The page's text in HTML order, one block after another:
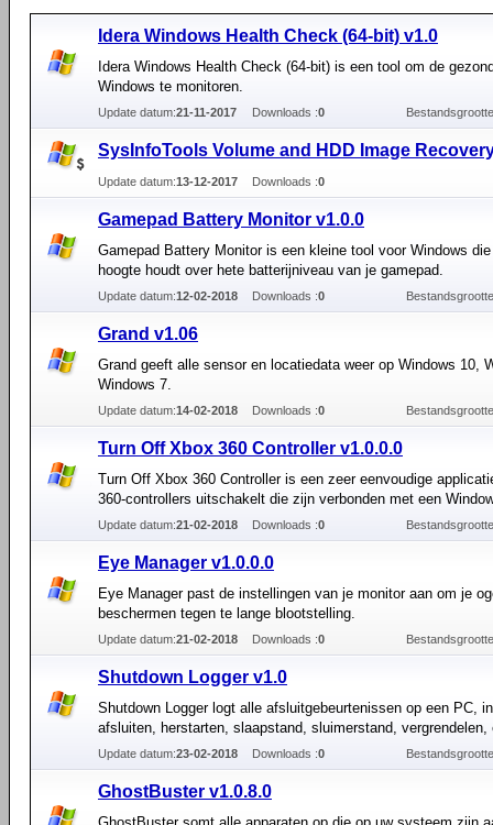
Idera Windows Health Check (64-bit) v1.0
Idera Windows Health Check (64-bit) is een tool om de
Windows te monitoren.
Update datum:21-11-2017 Downloads :0
SysInfoTools Volume and HDD Image
Update datum:13-12-2017 Downloads :0
Gamepad Battery Monitor v1.0.0
Gamepad Battery Monitor is een kleine tool voor Windows
hoogte houdt over hete batterijniveau van je gamepad.
Update datum:12-02-2018 Downloads :0
Grand v1.06
Grand geeft alle sensor en locatiedata weer op Windows 10,
Windows 7.
Update datum:14-02-2018 Downloads :0
Turn Off Xbox 360 Controller v1.0.0.0
Turn Off Xbox 360 Controller is een zeer eenvoudige
360-controllers uitschakelt die zijn verbonden met een
Update datum:21-02-2018 Downloads :0
Eye Manager v1.0.0.0
Eye Manager past de instellingen van je monitor aan om je
beschermen tegen te lange blootstelling.
Update datum:21-02-2018 Downloads :0
Shutdown Logger v1.0
Shutdown Logger logt alle afsluitgebeurtenissen op een PC,
afsluiten, herstarten, slaapstand, sluimerstand, vergrendelen,
Update datum:23-02-2018 Downloads :0
GhostBuster v1.0.8.0